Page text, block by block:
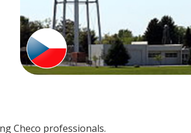
Checo professionals.